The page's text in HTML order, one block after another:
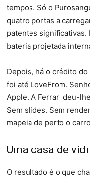
tempos. Só o
quatro portas a
patentes significativas.
bateria projetada
Depois, há o crédito
foi até LoveFrom.
Apple. A Ferrari deu-
Sem slides. Sem
mapeia de perto o
Uma casa de
O resultado é o que